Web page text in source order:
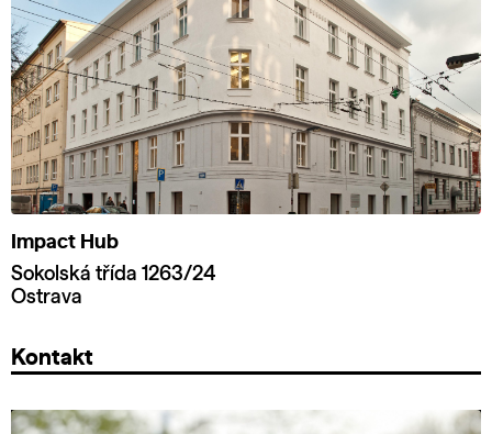
Impact Hub
Sokolská třída 1263/24
Ostrava
Kontakt